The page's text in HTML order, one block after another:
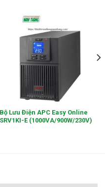
Bộ Lưu Điện APC Easy Online
SRV1KI-E (1000VA/900W/230V)